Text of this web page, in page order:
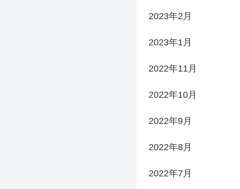
2023年2月
2023年1月
2022年11月
2022年10月
2022年9月
2022年8月
2022年7月